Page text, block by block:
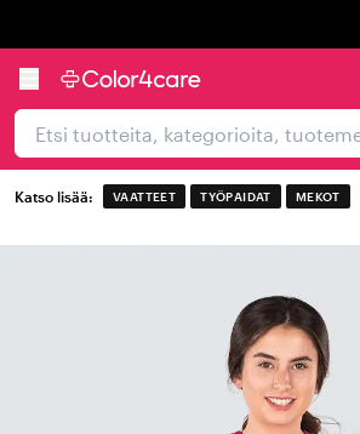
Katso lisää: VAATTEET TYÖPAIDAT MEKOT